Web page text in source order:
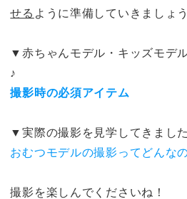
せる ように準備していきましょう
▼赤ちゃんモデル・キッズモデ
♪
撮影時の必須アイテム
▼実際の撮影を見学してきました
おむつモデルの撮影ってどんな
撮影を楽しんでくださいね！